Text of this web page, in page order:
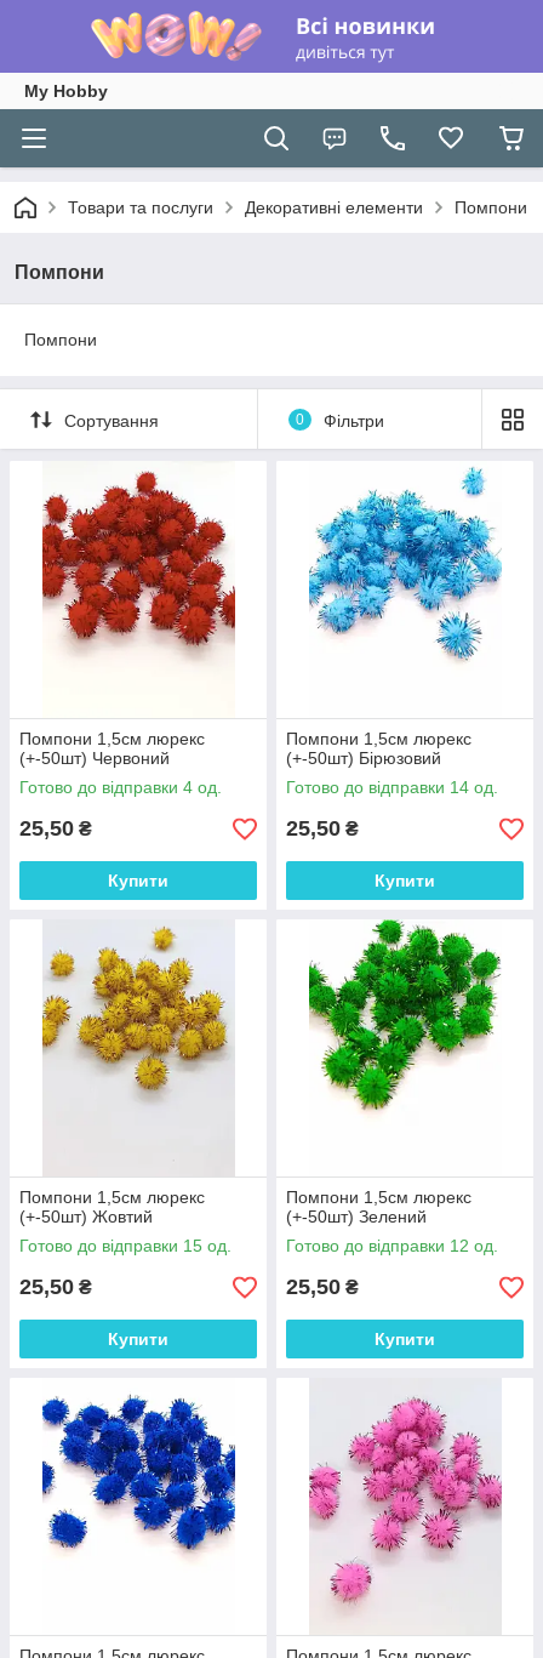
My Hobby
Товари та послуги Декоративні елементи Помпони
Помпони
Помпони
Сортування 0 Фільтри
Помпони 1,5см люрекс
(+-50шт) Червоний
Готово до відправки 4 од.
25,50 ₴
Купити
Помпони 1,5см люрекс
(+-50шт) Бірюзовий
Готово до відправки 14 од.
25,50 ₴
Купити
Помпони 1,5см люрекс
(+-50шт) Жовтий
Готово до відправки 15 од.
25,50 ₴
Купити
Помпони 1,5см люрекс
(+-50шт) Зелений
Готово до відправки 12 од.
25,50 ₴
Купити